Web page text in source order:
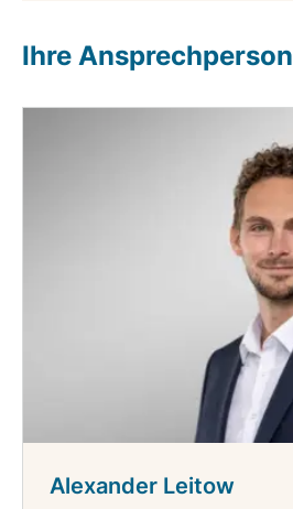
Ihre Ansprechperson
Alexander Leitow